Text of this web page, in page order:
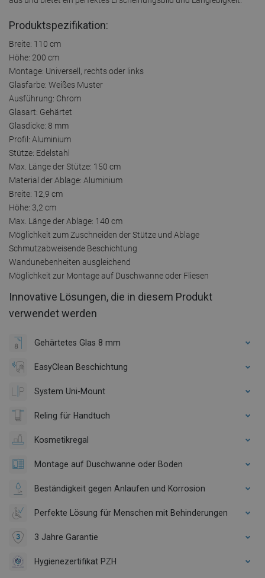
Produktspezifikation:
Breite: 110 cm
Höhe: 200 cm
Montage: Universell, rechts oder links
Glasfarbe: Weißes Muster
Ausführung: Chrom
Glasart: Gehärtet
Glasdicke: 8 mm
Profil: Aluminium
Stütze: Edelstahl
Max. Länge der Stütze: 150 cm
Material der Ablage: Aluminium
Breite: 12,9 cm
Höhe: 3,2 cm
Max. Länge der Ablage: 140 cm
Möglichkeit zum Zuschneiden der Stütze und Ablage
Schmutzabweisende Beschichtung
Wandunebenheiten ausgleichend
Möglichkeit zur Montage auf Duschwanne oder Fliesen
Innovative Lösungen, die in diesem Produkt
verwendet werden
Gehärtetes Glas 8 mm
EasyClean Beschichtung
System Uni-Mount
Reling für Handtuch
Kosmetikregal
Montage auf Duschwanne oder Boden
Beständigkeit gegen Anlaufen und Korrosion
Perfekte Lösung für Menschen mit Behinderungen
3 Jahre Garantie
Hygienezertifikat PZH